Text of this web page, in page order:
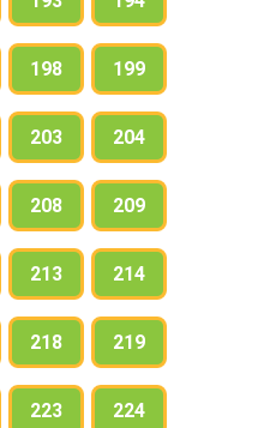
198 199
203 204
208 209
213 214
218 219
223 224